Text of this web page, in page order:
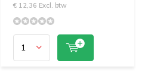
€ 12,36 Excl. btw